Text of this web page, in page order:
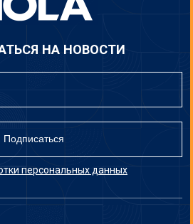
НА НОВОСТИ
Подписаться
персональных данных